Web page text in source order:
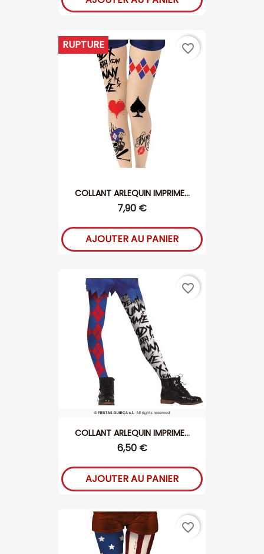
COLLANT ARLEQUIN IMPRIME...
7,90 €
RUPTURE
AJOUTER AU PANIER
favorite_border
COLLANT ARLEQUIN IMPRIME...
6,50 €
AJOUTER AU PANIER
favorite_border
favorite_border